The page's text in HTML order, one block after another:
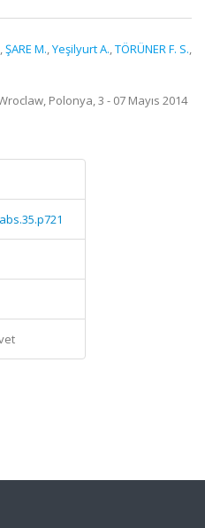
,ŞARE M.,Yeşilyurt A.,TÖRÜNER F. S.,
Polonya, 3 - 07 Mayıs 2014